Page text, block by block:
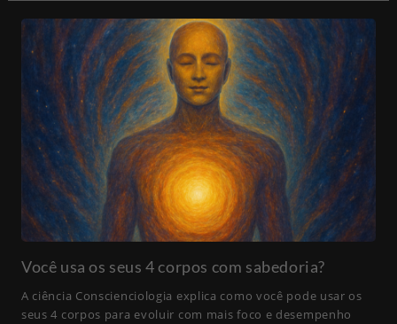
Você usa os seus 4 corpos com sabedoria?
A ciência Conscienciologia explica como você pode usar os
seus 4 corpos para evoluir com mais foco e desempenho